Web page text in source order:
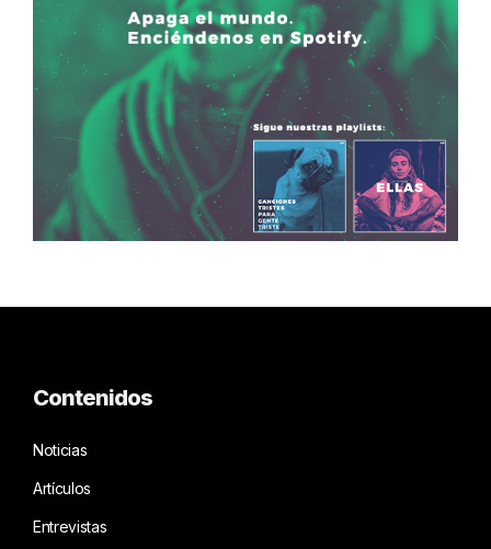
Contenidos
Noticias
Artículos
Entrevistas